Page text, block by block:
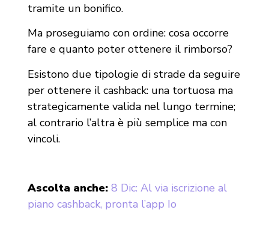
tramite un bonifico.
Ma proseguiamo con ordine: cosa occorre
fare e quanto poter ottenere il rimborso?
Esistono due tipologie di strade da seguire
per ottenere il cashback: una tortuosa ma
strategicamente valida nel lungo termine;
al contrario l’altra è più semplice ma con
vincoli.
Ascolta anche: 8 Dic: Al via iscrizione al
piano cashback, pronta l’app Io